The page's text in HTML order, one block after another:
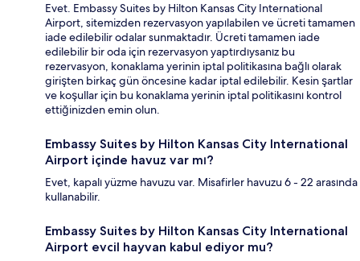
Evet. Embassy Suites by Hilton Kansas City International
Airport, sitemizden rezervasyon yapılabilen ve ücreti tamamen
iade edilebilir odalar sunmaktadır. Ücreti tamamen iade
edilebilir bir oda için rezervasyon yaptırdıysanız bu
rezervasyon, konaklama yerinin iptal politikasına bağlı olarak
girişten birkaç gün öncesine kadar iptal edilebilir. Kesin şartlar
ve koşullar için bu konaklama yerinin iptal politikasını kontrol
ettiğinizden emin olun.
Embassy Suites by Hilton Kansas City International
Airport içinde havuz var mı?
Evet, kapalı yüzme havuzu var. Misafirler havuzu 6 - 22 arasında
kullanabilir.
Embassy Suites by Hilton Kansas City International
Airport evcil hayvan kabul ediyor mu?